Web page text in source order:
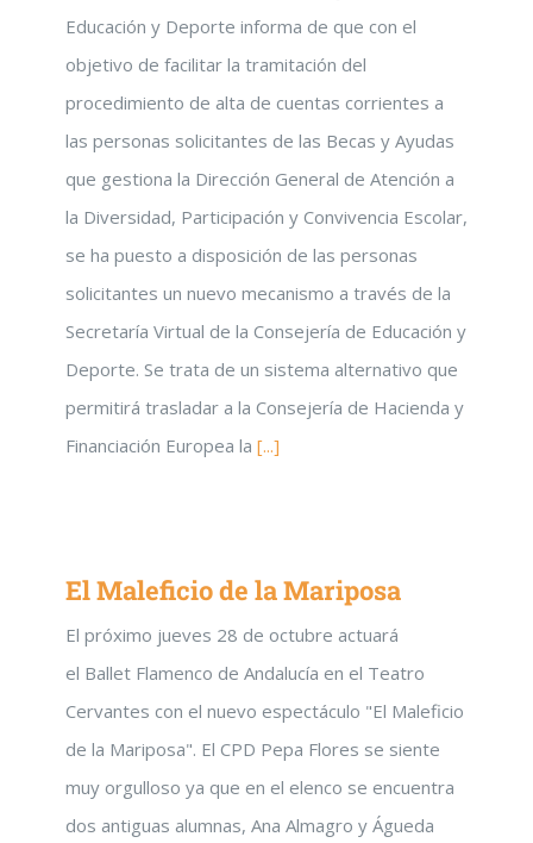
Educación y Deporte informa de que con el
objetivo de facilitar la tramitación del
procedimiento de alta de cuentas corrientes a
las personas solicitantes de las Becas y Ayudas
que gestiona la Dirección General de Atención a
la Diversidad, Participación y Convivencia Escolar,
se ha puesto a disposición de las personas
solicitantes un nuevo mecanismo a través de la
Secretaría Virtual de la Consejería de Educación y
Deporte. Se trata de un sistema alternativo que
permitirá trasladar a la Consejería de Hacienda y
Financiación Europea la [...]
El Maleficio de la Mariposa
El próximo jueves 28 de octubre actuará
el Ballet Flamenco de Andalucía en el Teatro
Cervantes con el nuevo espectáculo "El Maleficio
de la Mariposa". El CPD Pepa Flores se siente
muy orgulloso ya que en el elenco se encuentra
dos antiguas alumnas, Ana Almagro y Águeda